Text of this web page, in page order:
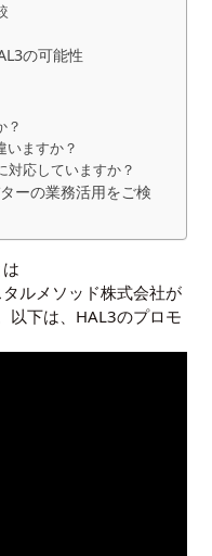
の可能性
？
いますか？
対応していますか？
ーの業務活用をご検
ルメソッド株式会社が
以下は、HAL3のプロモ